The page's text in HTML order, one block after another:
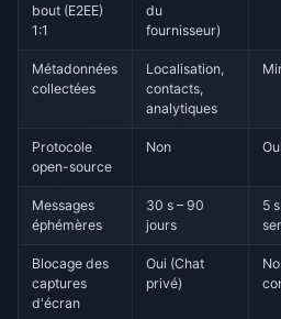
bout (E2EE)
1:1
du
fournisseur)
Métadonnées
collectées
Localisation,
contacts,
analytiques
Protocole
open-source
Non Oui
Messages
éphémères
30 s – 90
jours
5
Blocage des
captures
d'écran
Oui (Chat
privé)